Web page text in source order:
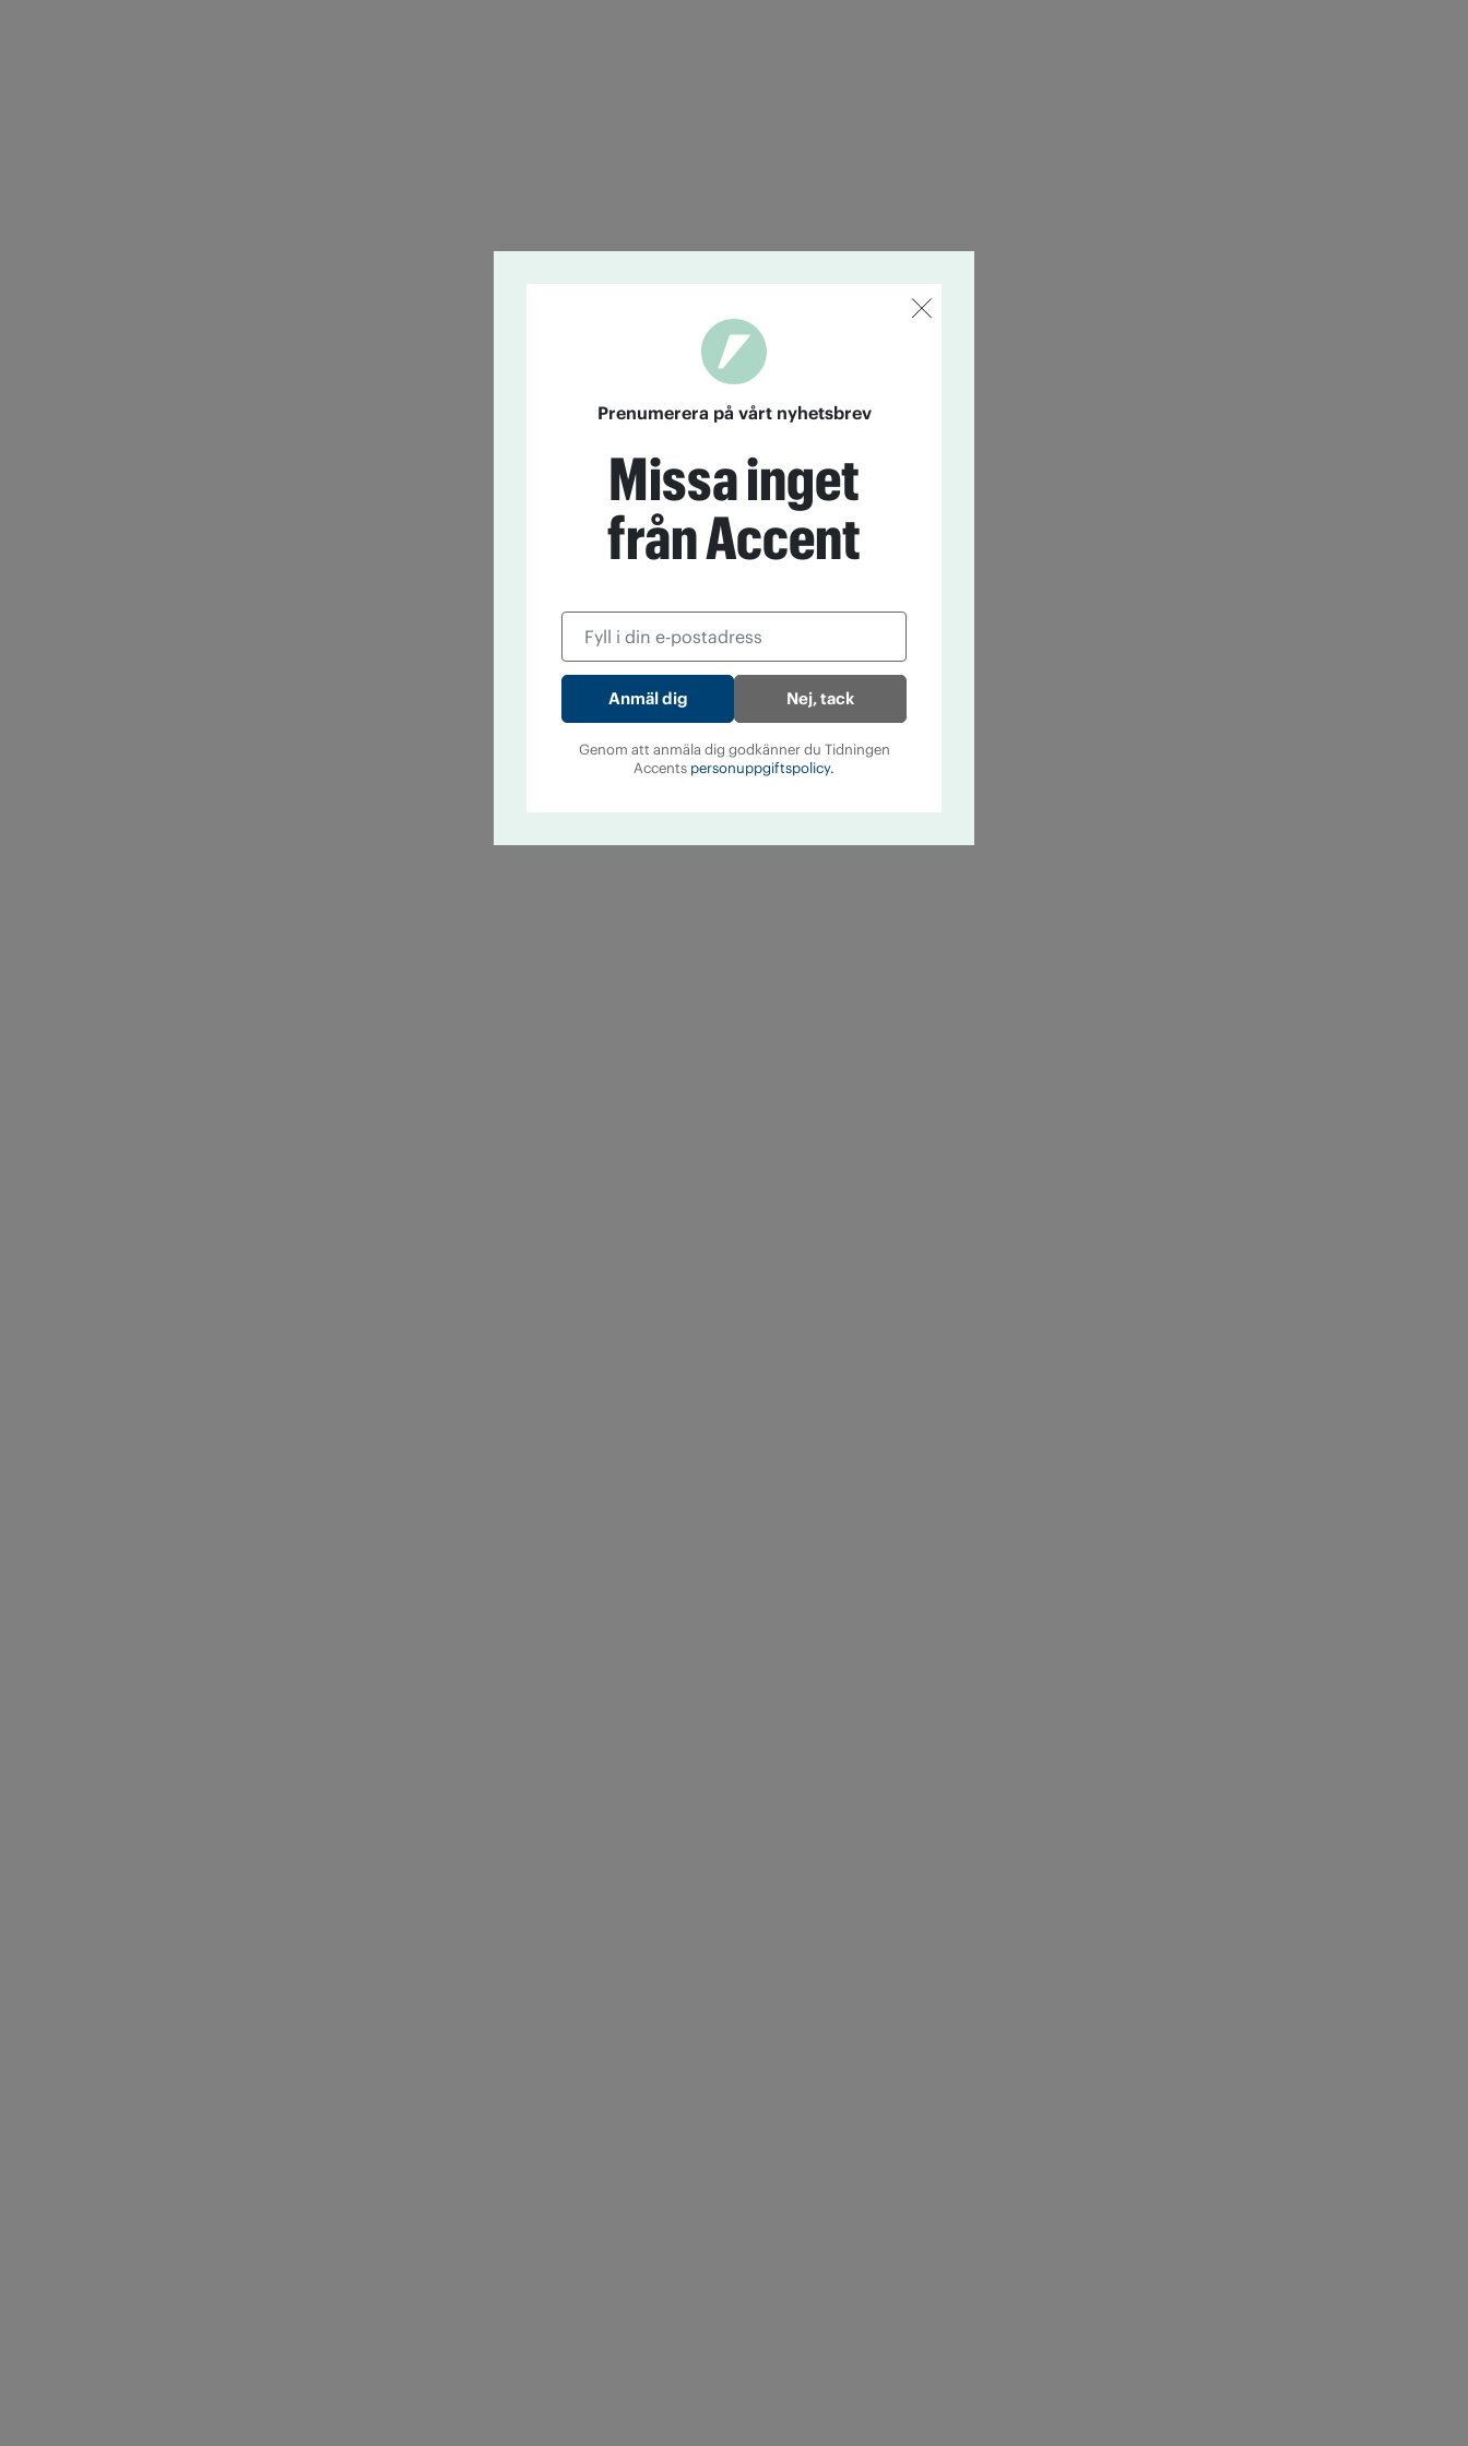
Prenumerera på vårt nyhetsbrev
Missa inget
från Accent
Nej, tack
Genom att anmäla dig godkänner du Tidningen
Accents personuppgiftspolicy.